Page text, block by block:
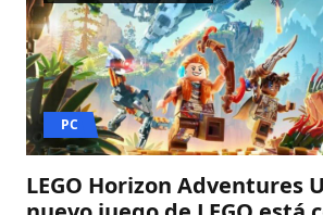
LEGO Horizon Adventures
PC